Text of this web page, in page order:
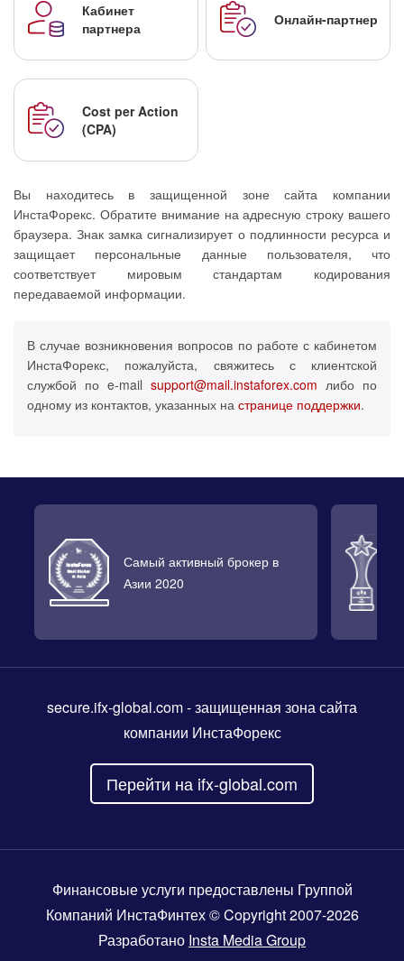
Кабинет
партнера
Онлайн-партнер
Cost per Action
(CPA)
Вы находитесь в защищенной зоне сайта компании
ИнстаФорекс. Обратите внимание на адресную строку вашего
браузера. Знак замка сигнализирует о подлинности ресурса и
защищает персональные данные пользователя, что
соответствует мировым стандартам кодирования
передаваемой информации.
В случае возникновения вопросов по работе с кабинетом
ИнстаФорекс, пожалуйста, свяжитесь с клиентской
службой по e-mail support@mail.instaforex.com либо по
одному из контактов, указанных на странице поддержки.
Самый активный брокер в
Азии 2020
secure.ifx-global.com- защищенная зона сайта
компании ИнстаФорекс
Перейти на ifx-global.com
Финансовые услуги предоставлены Группой
Компаний ИнстаФинтех © Copyright 2007-2026
Разработано Insta Media Group